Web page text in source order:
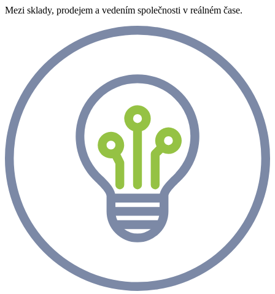
Mezi sklady, prodejem a vedením společnosti v reálném čase.